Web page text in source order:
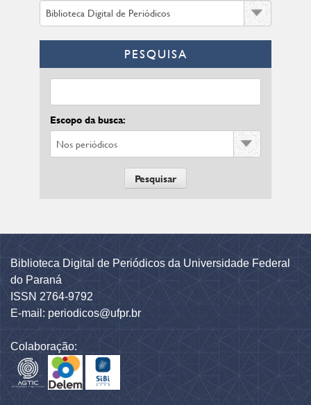
PESQUISA
Escopo da busca:
Biblioteca Digital de Periódicos da Universidade Federal
do Paraná
ISSN 2764-9792
E-mail: periodicos@ufpr.br
Colaboração: